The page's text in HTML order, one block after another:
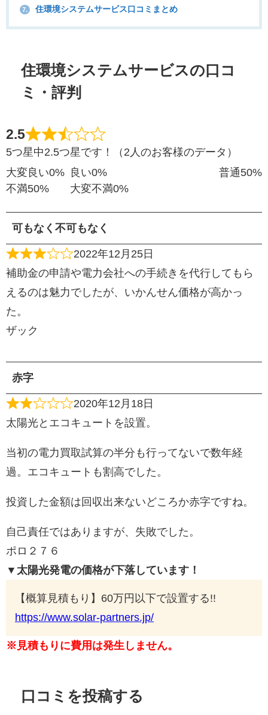
7. 住環境システムサービス口コミまとめ
住環境システムサービスの口コ
ミ・評判
2.5
5つ星中2.5つ星です！（2人のお客様のデータ）
大変良い0% 良い0% 普通50%
不満50% 大変不満0%
可もなく不可もなく
2022年12月25日
補助金の申請や電力会社への手続きを代行してもら
えるのは魅力でしたが、いかんせん価格が高かっ
た。
ザック
赤字
2020年12月18日
太陽光とエコキュートを設置。
当初の電力買取試算の半分も行ってないで数年経
過。エコキュートも割高でした。
投資した金額は回収出来ないどころか赤字ですね。
自己責任ではありますが、失敗でした。
ポロ２７６
▼太陽光発電の価格が下落しています！
【概算見積もり】60万円以下で設置する!!
https://www.solar-partners.jp/
※見積もりに費用は発生しません。
口コミを投稿する